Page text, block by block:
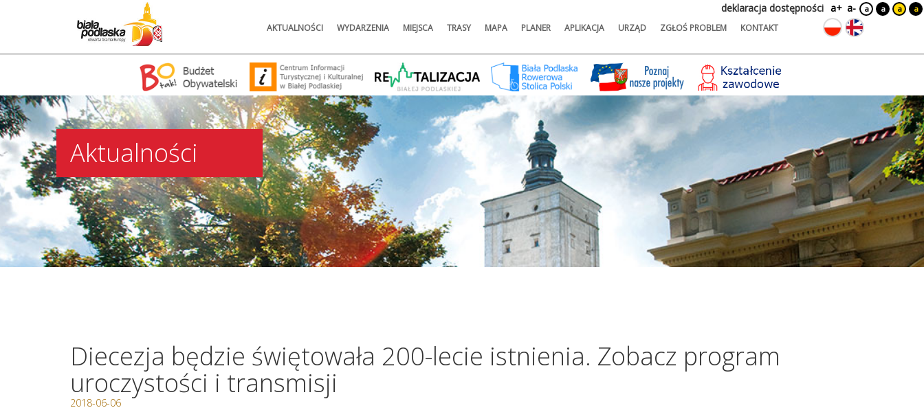
AKTUALNOŚCI WYDARZENIA MIEJSCA TRASY MAPA PLANER APLIKACJA URZĄD ZGŁOŚ PROBLEM KONTAKT
deklaracja dostępności a+ a- a a a a
Aktualności
Diecezja będzie świętowała 200-lecie istnienia. Zobacz program
uroczystości i transmisji
2018-06-06